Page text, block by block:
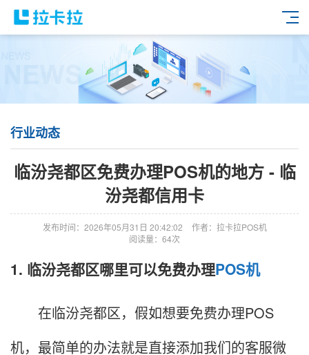
行业动态
临汾尧都区免费办理POS机的地方 - 临
汾尧都信用卡
发布时间：2026年05月31日 20:42:02
作者：拉卡拉POS机
阅读量：64次
1. 临汾尧都区哪里可以免费办理POS机
在临汾尧都区，假如想要免费办理POS
机，最简单的办法就是直接添加我们的客服微